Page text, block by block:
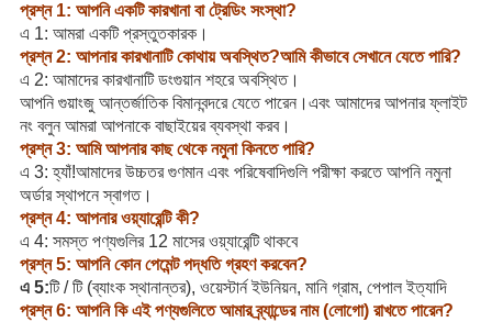
প্রশ্ন 1: আপনি একটি কারখানা বা ট্রেডিং সংস্থা?
এ 1: আমরা একটি প্রস্তুতকারক।
প্রশ্ন 2: আপনার কারখানাটি কোথায় অবস্থিত?আমি কীভাবে সেখানে যেতে পারি?
এ 2: আমাদের কারখানাটি ডংগুয়ান শহরে অবস্থিত।
আপনি গুয়াংজু আন্তর্জাতিক বিমানবন্দরে যেতে পারেন।এবং আমাদের আপনার ফ্লাইট
নং বলুন আমরা আপনাকে বাছাইয়ের ব্যবস্থা করব।
প্রশ্ন 3: আমি আপনার কাছ থেকে নমুনা কিনতে পারি?
এ 3: হ্যাঁ!আমাদের উচ্চতর গুণমান এবং পরিষেবাদিগুলি পরীক্ষা করতে আপনি নমুনা
অর্ডার স্থাপনে স্বাগত।
প্রশ্ন 4: আপনার ওয়্যারেন্টি কী?
এ 4: সমস্ত পণ্যগুলির 12 মাসের ওয়্যারেন্টি থাকবে
প্রশ্ন 5: আপনি কোন পেমেন্ট পদ্ধতি গ্রহণ করবেন?
এ 5:টি / টি (ব্যাংক স্থানান্তর), ওয়েস্টার্ন ইউনিয়ন, মানি গ্রাম, পেপাল ইত্যাদি
প্রশ্ন 6: আপনি কি এই পণ্যগুলিতে আমার ব্র্যান্ডের নাম (লোগো) রাখতে পারেন?